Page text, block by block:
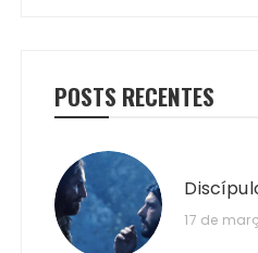
POSTS RECENTES
17 de